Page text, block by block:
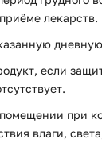
лекарств.
если
при
влаги,